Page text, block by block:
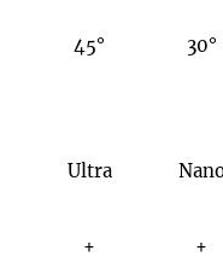
45° 30°
Ultra
+ +